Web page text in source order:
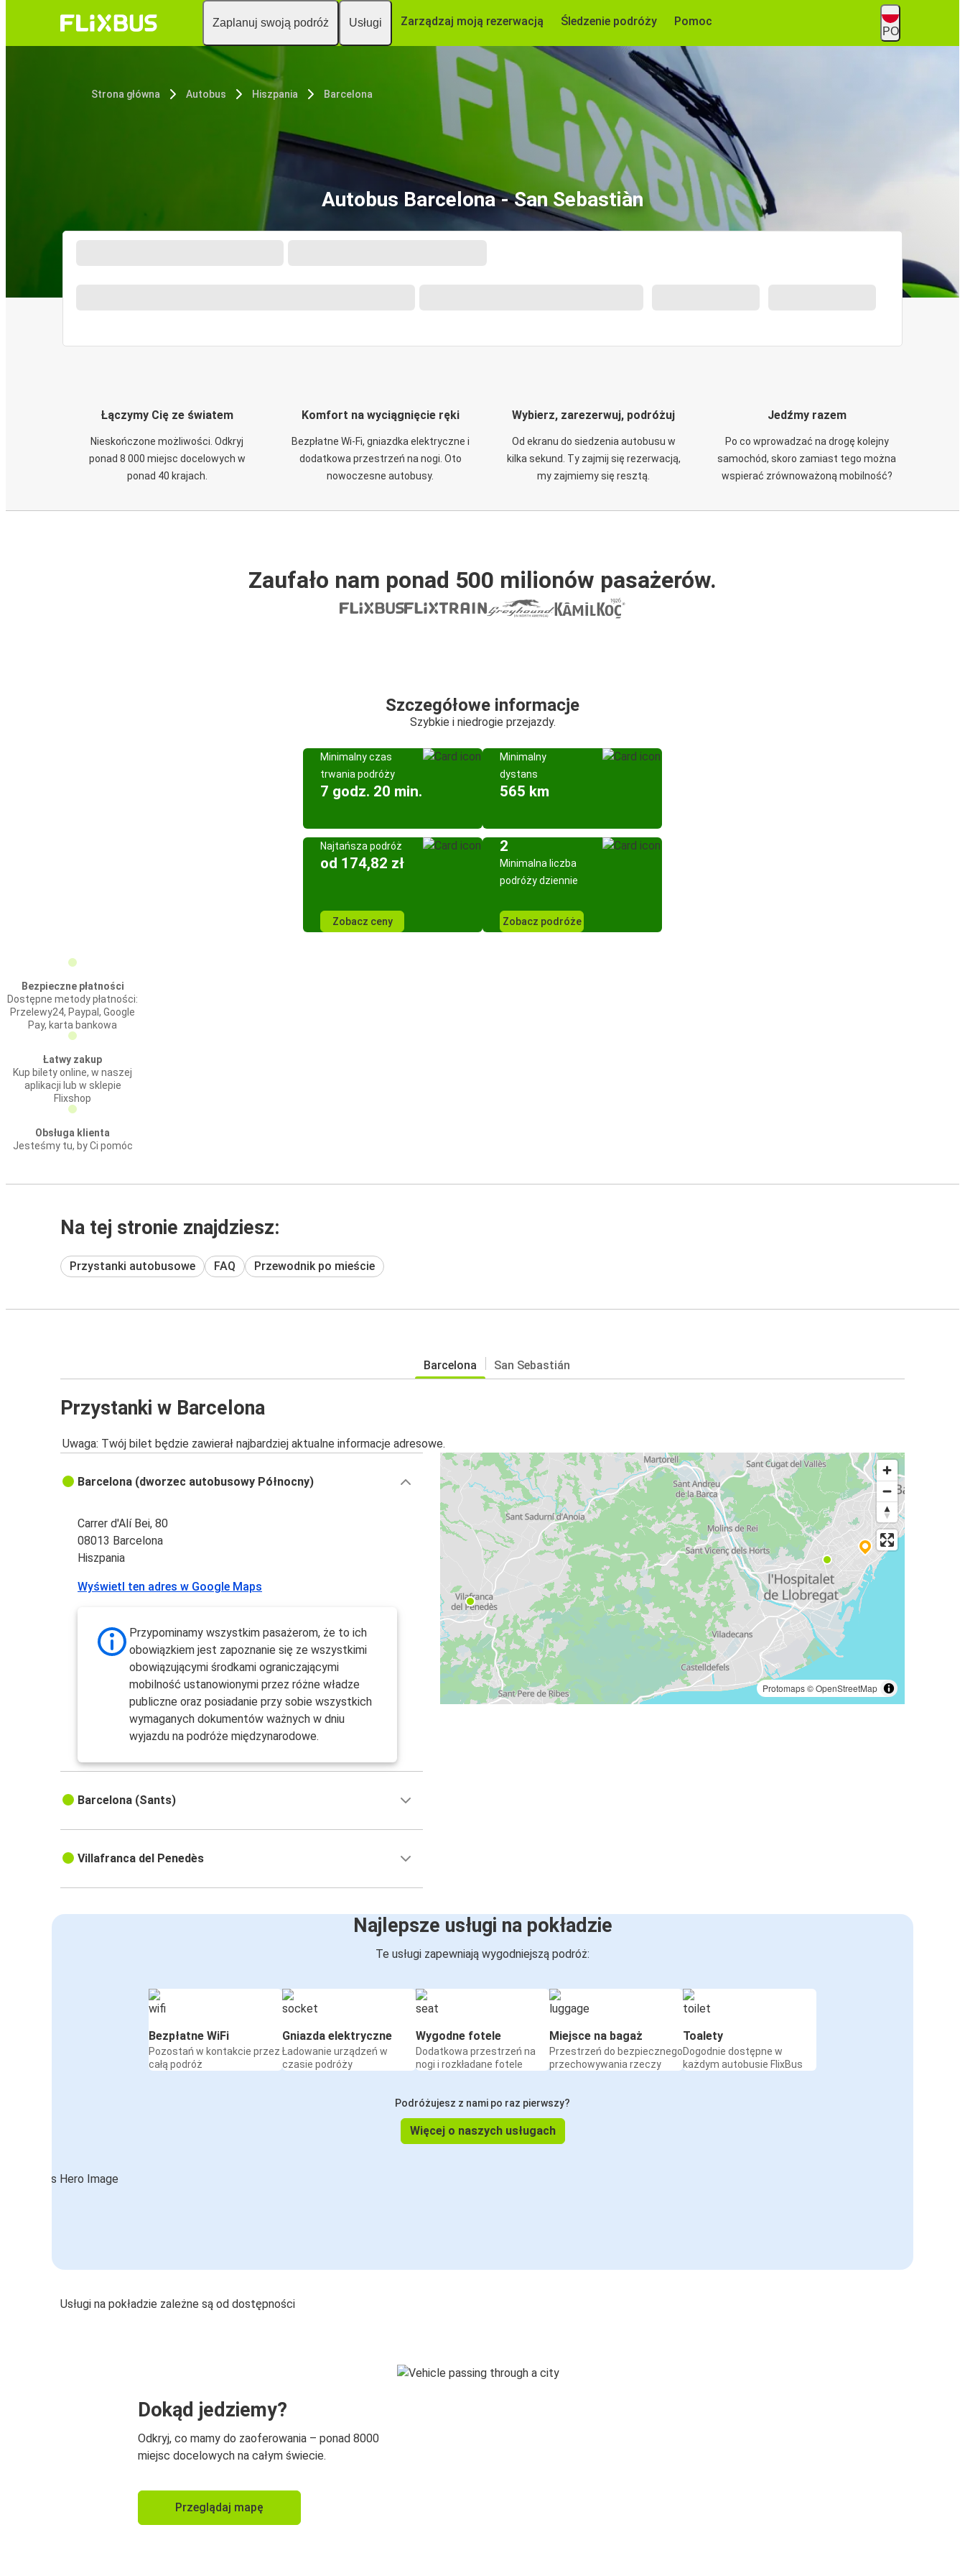
Zaplanuj swoją podróż Usługi Zarządzaj moją rezerwacją Śledzenie podróży Pomoc
PO
Strona główna Autobus Hiszpania Barcelona
Autobus Barcelona - San Sebastiàn
Łączymy Cię ze światem
Nieskończone możliwości. Odkryj
ponad 8 000 miejsc docelowych w
ponad 40 krajach.
Komfort na wyciągnięcie ręki
Bezpłatne Wi-Fi, gniazdka elektryczne i
dodatkowa przestrzeń na nogi. Oto
nowoczesne autobusy.
Wybierz, zarezerwuj, podróżuj
Od ekranu do siedzenia autobusu w
kilka sekund. Ty zajmij się rezerwacją,
my zajmiemy się resztą.
Jedźmy razem
Po co wprowadzać na drogę kolejny
samochód, skoro zamiast tego można
wspierać zrównoważoną mobilność?
Zaufało nam ponad 500 milionów pasażerów.
Szczegółowe informacje
Szybkie i niedrogie przejazdy.
Minimalny czas
trwania podróży
7 godz. 20 min.
Minimalny
dystans
565 km
Najtańsza podróż
od 174,82 zł
Zobacz ceny
2
Minimalna liczba
podróży dziennie
Zobacz podróże
Bezpieczne płatności
Dostępne metody płatności:
Przelewy24, Paypal, Google
Pay, karta bankowa
Łatwy zakup
Kup bilety online, w naszej
aplikacji lub w sklepie
Flixshop
Obsługa klienta
Jesteśmy tu, by Ci pomóc
Na tej stronie znajdziesz:
Przystanki autobusowe FAQ Przewodnik po mieście
Barcelona San Sebastián
Przystanki w Barcelona
Uwaga: Twój bilet będzie zawierał najbardziej aktualne informacje adresowe.
Protomaps©OpenStreetMap
Barcelona (dworzec autobusowy Północny)
Carrer d'Alí Bei, 80
08013 Barcelona
Hiszpania
Wyświetl ten adres w Google Maps
Przypominamy wszystkim pasażerom, że to ich
obowiązkiem jest zapoznanie się ze wszystkimi
obowiązującymi środkami ograniczającymi
mobilność ustanowionymi przez różne władze
publiczne oraz posiadanie przy sobie wszystkich
wymaganych dokumentów ważnych w dniu
wyjazdu na podróże międzynarodowe.
Barcelona (Sants)
Villafranca del Penedès
Najlepsze usługi na pokładzie
Te usługi zapewniają wygodniejszą podróż:
Bezpłatne WiFi
Pozostań w kontakcie przez
całą podróż
Gniazda elektryczne
Ładowanie urządzeń w
czasie podróży
Wygodne fotele
Dodatkowa przestrzeń na
nogi i rozkładane fotele
Miejsce na bagaż
Przestrzeń do bezpiecznego
przechowywania rzeczy
Toalety
Dogodnie dostępne w
każdym autobusie FlixBus
Podróżujesz z nami po raz pierwszy?
Więcej o naszych usługach
Usługi na pokładzie zależne są od dostępności
Dokąd jedziemy?
Odkryj, co mamy do zaoferowania – ponad 8000
miejsc docelowych na całym świecie.
Przeglądaj mapę